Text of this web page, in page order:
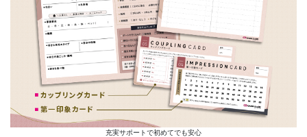
充実サポートで初めてでも安心